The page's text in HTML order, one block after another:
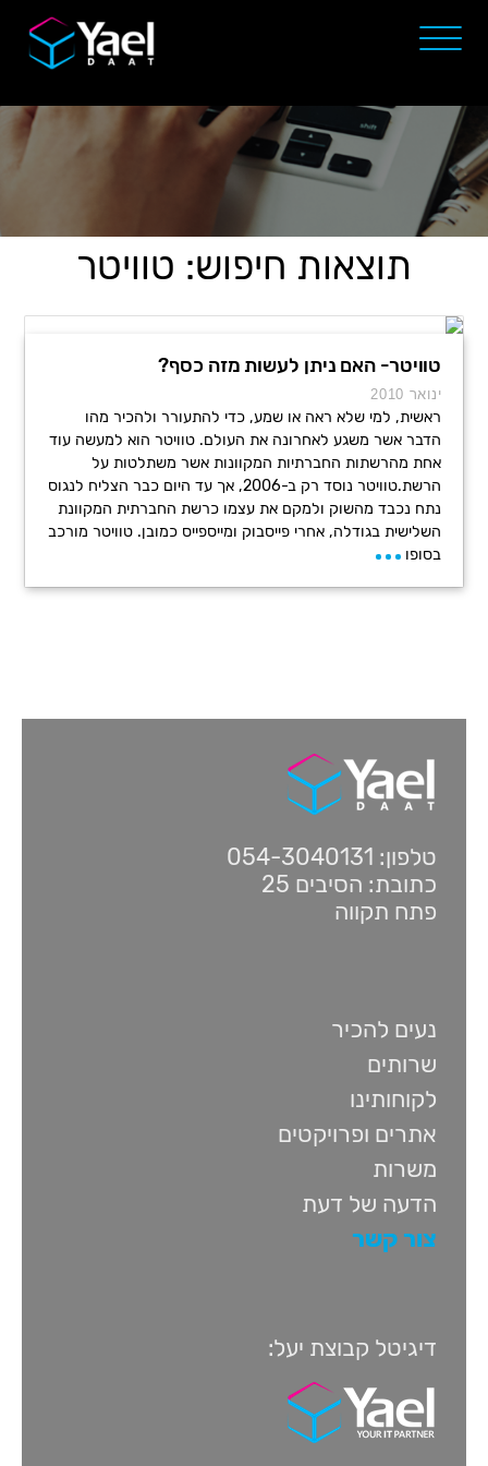
תוצאות חיפוש: טוויטר
טוויטר- האם ניתן לעשות מזה כסף?
ינואר 2010
ראשית, למי שלא ראה או שמע, כדי להתעורר ולהכיר מהו
הדבר אשר משגע לאחרונה את העולם. טוויטר הוא למעשה עוד
אחת מהרשתות החברתיות המקוונות אשר משתלטות על
הרשת.טוויטר נוסד רק ב-2006, אך עד היום כבר הצליח לנגוס
נתח נכבד מהשוק ולמקם את עצמו כרשת החברתית המקוונת
השלישית בגודלה, אחרי פייסבוק ומייספייס כמובן. טוויטר מורכב
בסופו
טלפון: 054-3040131
כתובת: הסיבים 25
פתח תקווה
נעים להכיר
שרותים
לקוחותינו
אתרים ופרויקטים
משרות
הדעה של דעת
צור קשר
דיגיטל קבוצת יעל: